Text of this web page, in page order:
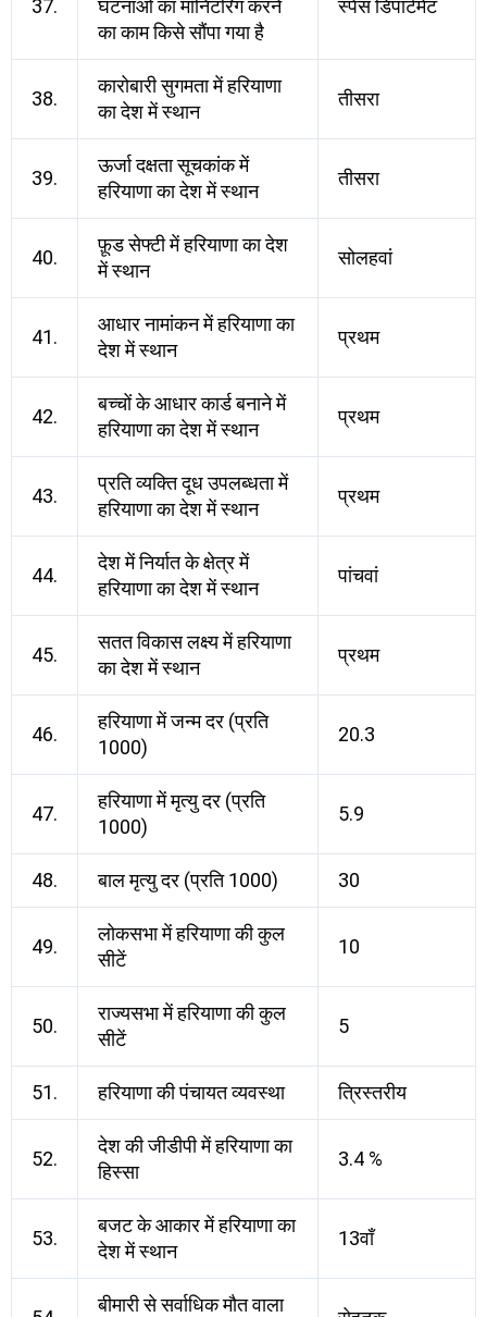
37.
घटनाओं का मॉनिटरिंग करने
का काम किसे सौंपा गया है
स्पेस डिपार्टमेंट
38.
कारोबारी सुगमता में हरियाणा
का देश में स्थान
तीसरा
39.
ऊर्जा दक्षता सूचकांक में
हरियाणा का देश में स्थान
तीसरा
40.
फ़ूड सेफ्टी में हरियाणा का देश
में स्थान
सोलहवां
41.
आधार नामांकन में हरियाणा का
देश में स्थान
प्रथम
42.
बच्चों के आधार कार्ड बनाने में
हरियाणा का देश में स्थान
प्रथम
43.
प्रति व्यक्ति दूध उपलब्धता में
हरियाणा का देश में स्थान
प्रथम
44.
देश में निर्यात के क्षेत्र में
हरियाणा का देश में स्थान
पांचवां
45.
सतत विकास लक्ष्य में हरियाणा
का देश में स्थान
प्रथम
46.
हरियाणा में जन्म दर (प्रति
1000)
20.3
47.
हरियाणा में मृत्यु दर (प्रति
1000)
5.9
48. बाल मृत्यु दर (प्रति 1000) 30
49.
लोकसभा में हरियाणा की कुल
सीटें
10
50.
राज्यसभा में हरियाणा की कुल
सीटें
5
51. हरियाणा की पंचायत व्यवस्था त्रिस्तरीय
52.
देश की जीडीपी में हरियाणा का
हिस्सा
3.4 %
53.
बजट के आकार में हरियाणा का
देश में स्थान
13वाँ
बीमारी से सर्वाधिक मौत वाला